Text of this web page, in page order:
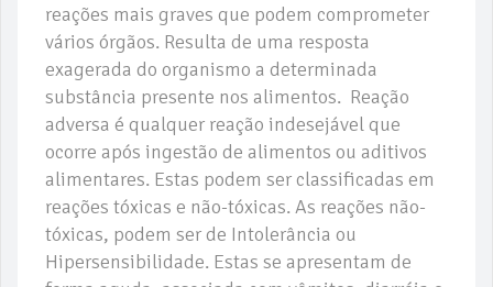
reações mais graves que podem comprometer
vários órgãos. Resulta de uma resposta
exagerada do organismo a determinada
substância presente nos alimentos. Reação
adversa é qualquer reação indesejável que
ocorre após ingestão de alimentos ou aditivos
alimentares. Estas podem ser classificadas em
reações tóxicas e não-tóxicas. As reações não-
tóxicas, podem ser de Intolerância ou
Hipersensibilidade. Estas se apresentam de